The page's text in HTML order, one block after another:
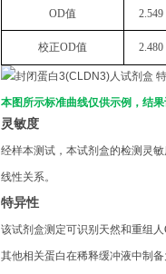
OD值 2.549
校正OD值 2.480
本图所示标准曲线仅供示例，结
灵敏度
经样本测试，本试剂盒的检测灵敏
线性关系。
特异性
该试剂盒测定可识别天然和重组人
其他相关蛋白在稀释缓冲液中制